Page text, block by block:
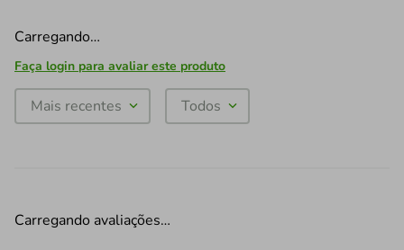
Carregando…
Faça login para avaliar este produto
Mais recentes Todos
Carregando avaliações…